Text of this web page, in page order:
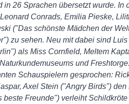
in 26 Sprachen übersetzt wurde. In
Conrads, Emilia Pieske,
("Das schönste Mädchen der
zu sehen. Neu mit dabei sind
als Miss Cornfield, Meltem
und
Schauspielern gesprochen:
Axel Stein ("Angry Birds")
beste Freunde") verleiht